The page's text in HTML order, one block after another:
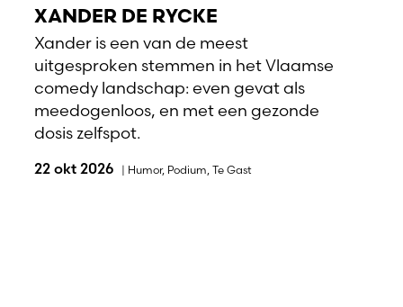
XANDER DE RYCKE
Xander is een van de meest
uitgesproken stemmen in het Vlaamse
comedy landschap: even gevat als
meedogenloos, en met een gezonde
dosis zelfspot.
22 okt 2026 | Humor, Podium Te Gast